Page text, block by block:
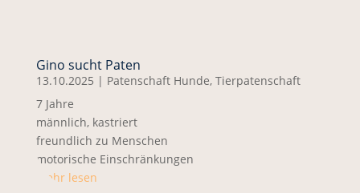
Gino sucht Paten
13.10.2025 | Patenschaft Hunde, Tierpatenschaft
7 Jahre
männlich, kastriert
freundlich zu Menschen
motorische Einschränkungen
mehr lesen